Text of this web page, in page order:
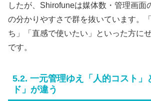
したが、Shirofuneは媒体数・管理画面
の分かりやすさで群を抜いています。
ち」「直感で使いたい」といった方に
です。
5.2. 一元管理ゆえ「人的コスト」
ド」が違う